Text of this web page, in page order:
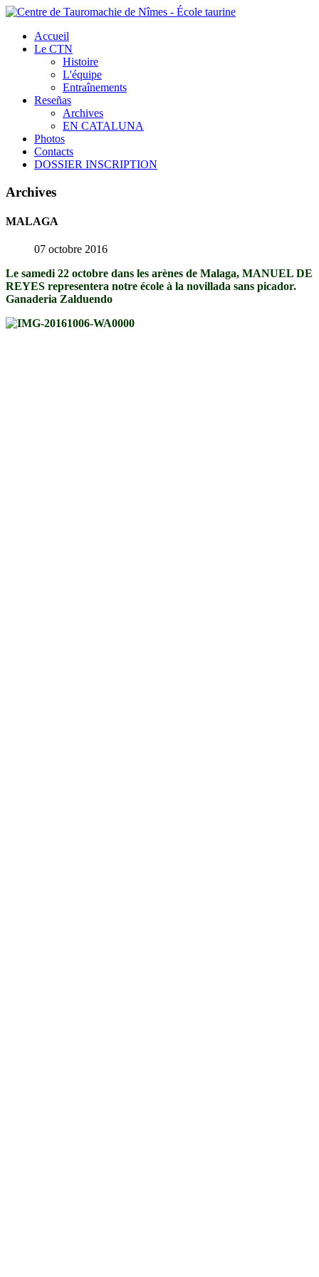
Accueil
Le CTN
Histoire
L'équipe
Entraînements
Reseñas
Archives
EN CATALUNA
Photos
Contacts
DOSSIER INSCRIPTION
Archives
MALAGA
07 octobre 2016
Le samedi 22 octobre dans les arènes de Malaga, MANUEL DE
REYES representera notre école à la novillada sans picador.
Ganaderia Zalduendo